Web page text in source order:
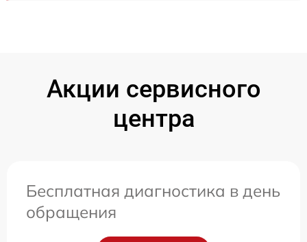
Акции сервисного
центра
Бесплатная диагностика в день
обращения